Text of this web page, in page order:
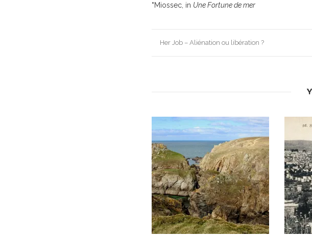
*Miossec, in Une Fortune de mer
Post
navigation
Her Job – Aliénation ou libération ?